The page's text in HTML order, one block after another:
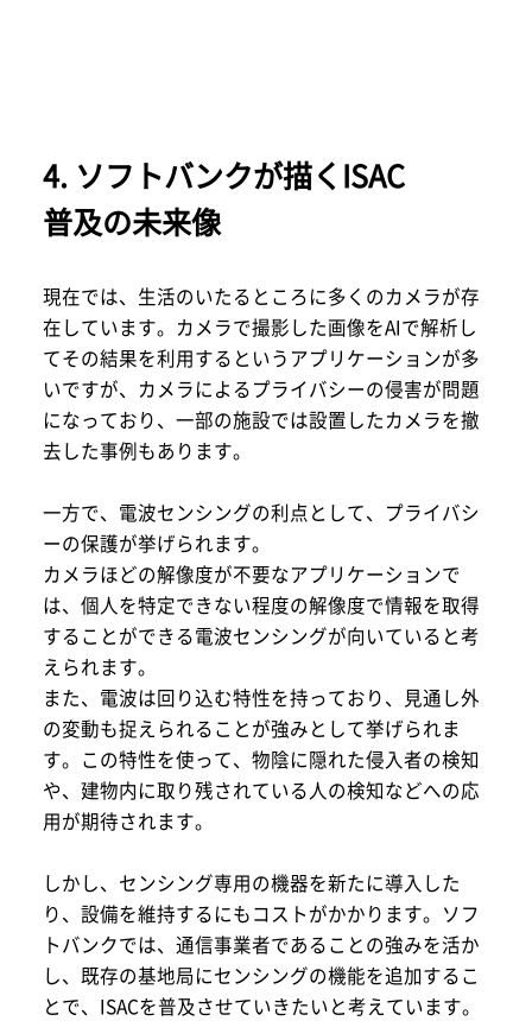
4. ソフトバンクが描くISAC
普及の未来像
現在では、生活のいたるところに多くのカメラが存
在しています。カメラで撮影した画像をAIで解析し
てその結果を利用するというアプリケーションが多
いですが、カメラによるプライバシーの侵害が問題
になっており、一部の施設では設置したカメラを撤
去した事例もあります。
一方で、電波センシングの利点として、プライバシ
ーの保護が挙げられます。
カメラほどの解像度が不要なアプリケーションで
は、個人を特定できない程度の解像度で情報を取得
することができる電波センシングが向いていると考
えられます。
また、電波は回り込む特性を持っており、見通し外
の変動も捉えられることが強みとして挙げられま
す。この特性を使って、物陰に隠れた侵入者の検知
や、建物内に取り残されている人の検知などへの応
用が期待されます。
しかし、センシング専用の機器を新たに導入した
り、設備を維持するにもコストがかかります。ソフ
トバンクでは、通信事業者であることの強みを活か
し、既存の基地局にセンシングの機能を追加するこ
とで、ISACを普及させていきたいと考えています。